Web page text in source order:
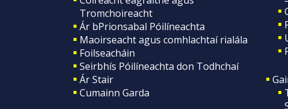
Tromchoireacht
Ár bPrionsabal Póilíneachta
Maoirseacht agus comhlachtaí rialála
Foilseacháin
Seirbhís Póilíneachta don Todhchaí
Ár Stair
Cumainn Garda